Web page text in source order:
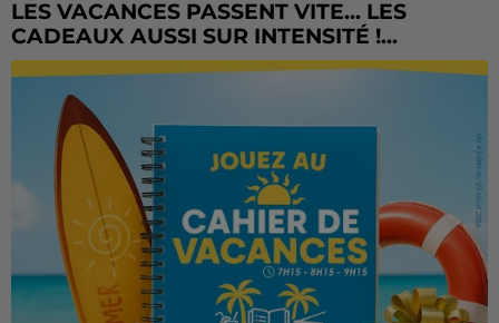
LES VACANCES PASSENT VITE... LES
CADEAUX AUSSI SUR INTENSITÉ !...